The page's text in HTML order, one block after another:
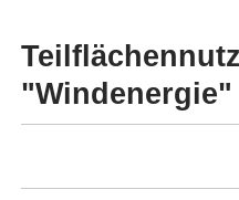
"Windenergie"